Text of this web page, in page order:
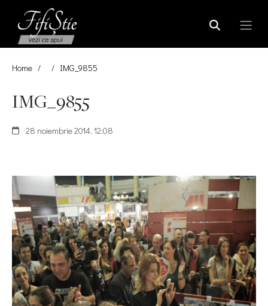
Home / / IMG_9855
IMG_9855
28 noiembrie 2014, 12:08